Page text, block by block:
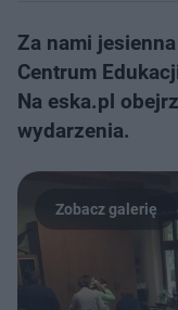
Za nami
Centrum
Na eska.pl
wydarzenia.